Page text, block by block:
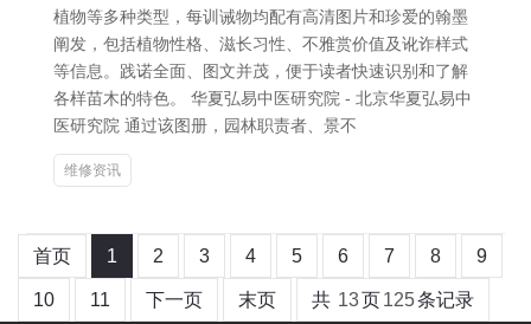
植物等多种类型，每训诫物均配有高清图片和珍爱的翰墨
阐发，包括植物性格、滋长习性、不雅赏价值及讹诈样式
等信息。践诺全面、图文并茂，便于读者快速识别和了解
各样苗木的特色。 华夏弘易中医研究院 - 北京华夏弘易中
医研究院 通过该图册，园林职责者、景不
维修资讯
首页 1 2 3 4 5 6 7 8 9
10 11 下一页 末页 共 13页125条记录